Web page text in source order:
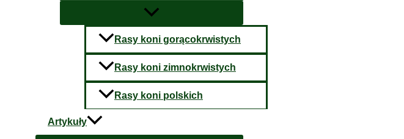
Rasy koni gorącokrwistych
Rasy koni zimnokrwistych
Rasy koni polskich
Artykuły